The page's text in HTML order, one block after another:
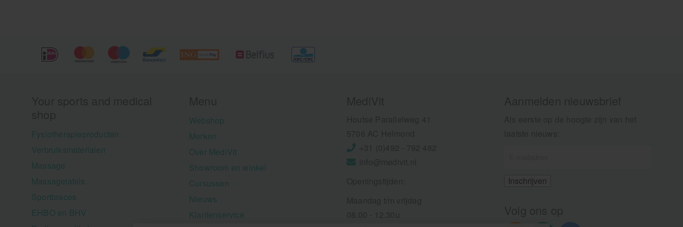
Fysiotherapieproducten
Verbruiksmaterialen
Massage
Massagetafels
Sportbraces
EHBO en BHV
Webshop
Merken
Over MediVit
Showroom en winkel
Cursussen
Nieuws
Klantenservice